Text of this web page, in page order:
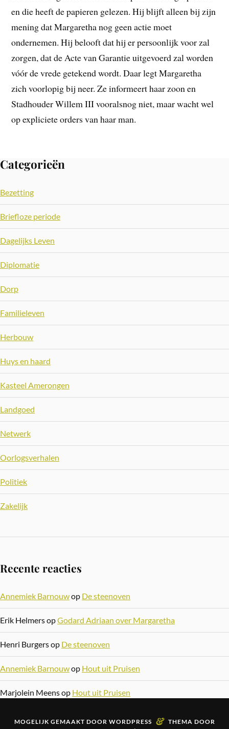
en die heeft de papieren gelezen. Hij blijft alleen bij zijn
mening dat Margaretha nog geen actie moet
ondernemen. Hij belooft dat hij er persoonlijk voor zal
zorgen, dat de Acte van Garantie uitgevoerd zal worden
vóór de vrede getekend wordt. Daar legt Margaretha
zich voorlopig bij neer. Ze informeert haar zoon en
Stadhouder Willem III vooralsnog niet, maar wacht wel
op expliciete orders van haar man.
Categorieën
Bezetting
Briefloze periode
Dagelijks Leven
Diplomatie
Dorp
Familieleven
Herbouw
Huys en haard
Kasteel Amerongen
Landgoed
Netwerk
Oorlogsverhalen
Politiek
Zakelijk
Recente reacties
Annemiek Barnouwop De steenoven
Erik HelmersopGodard Adriaan over Margaretha
Henri Burgersop De steenoven
Annemiek Barnouwop Hout uit Pruisen
Marjolein Meensop Hout uit Pruisen
MOGELIJK GEMAAKT DOOR WORDPRESS & THEMA DOOR